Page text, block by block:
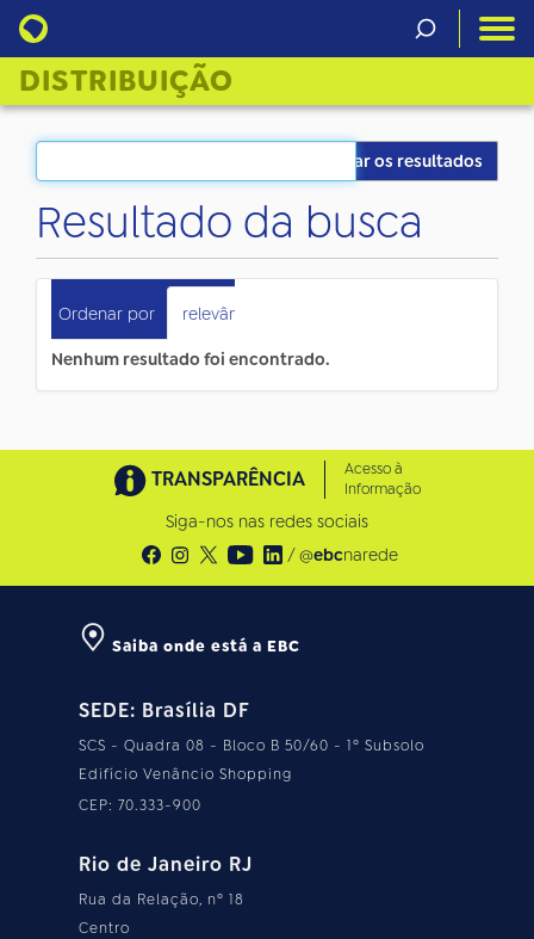
DISTRIBUIÇÃO
Filtrar os resultados
Resultado da busca
Ordenar por relevância
Nenhum resultado foi encontrado.
TRANSPARÊNCIA
Acesso à
Informação
Siga-nos nas redes sociais
/ @ebcnarede
Saiba onde está a EBC
SEDE: Brasília DF
SCS - Quadra 08 - Bloco B 50/60 - 1º Subsolo
Edifício Venâncio Shopping
CEP: 70.333-900
Rio de Janeiro RJ
Rua da Relação, nº 18
Centro